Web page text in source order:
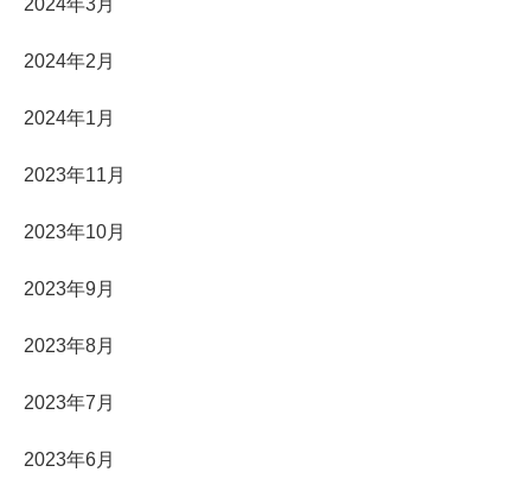
2024年2月
2024年1月
2023年11月
2023年10月
2023年9月
2023年8月
2023年7月
2023年6月